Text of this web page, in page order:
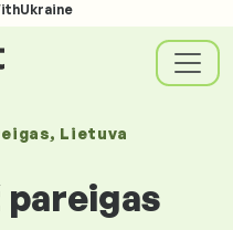
, Lietuva